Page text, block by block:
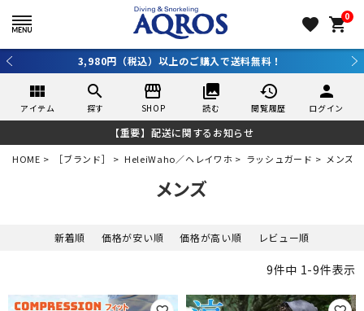
favorite 0
shopping_cart
3,980円（税込）以上のご購入で送料無料！
view_module
アイテム
search
探す
storefront
SHOP
collections
読む
history
閲覧履歴
person
ログイン
【重要】配送に関するお知らせ
HOME ［ブランド］ HeleiWaho／ヘレイワホ ラッシュガード メンズ
メンズ
新着順 価格が安い順 価格が高い順 レビュー順
9件中 1-9件表示